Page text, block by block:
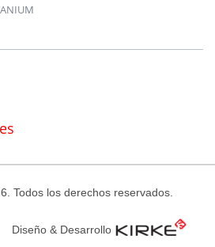
Todos los derechos reservados.
Diseño & Desarrollo